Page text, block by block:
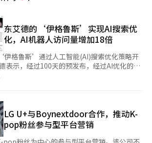
东艾德的‘伊格鲁斯’实现AI搜索优
化，AI机器人访问量增加18倍
伊格鲁斯’通过人工智能(AI)搜索优化策略开
表示，经过100天的预发布，经过AI优化的伊
机器人访问量增加了约18倍，合作频道也扩
的文本。 公司表示，访问伊格鲁斯内容的AI
机器人）数量，从4月底的每月1.4万次增加到
增长了约18倍。内容的完整阅读率也达到了
快速增加。继Understanding、Demo
话、Chungko的哲学、工作高手张PM之后，
LG U+与Boynextdoor合作，推动K-
pop粉丝参与型平台营销